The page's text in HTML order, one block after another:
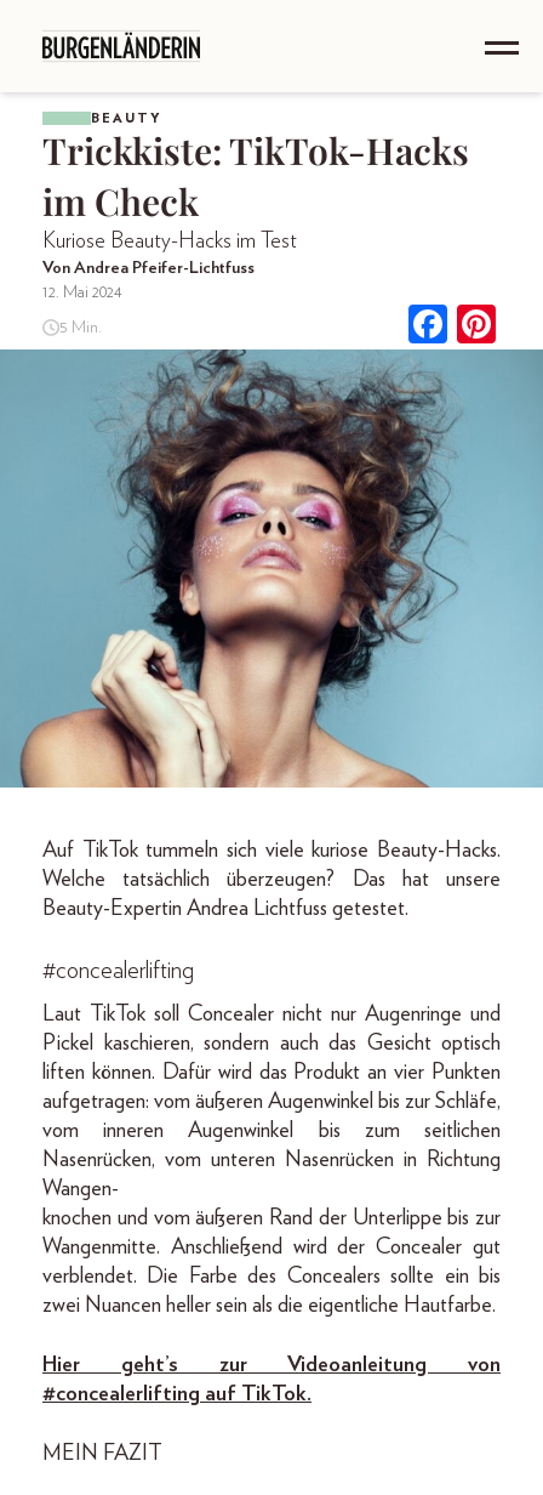
BEAUTY
Trickkiste: TikTok-Hacks
im Check
Kuriose Beauty-Hacks im Test
Von Andrea Pfeifer-Lichtfuss
12. Mai 2024
5 Min.
Auf TikTok tummeln sich viele kuriose Beauty-Hacks.
Welche tatsächlich überzeugen? Das hat unsere
Beauty-Expertin Andrea Lichtfuss getestet.
#concealerlifting
Laut TikTok soll Concealer nicht nur Augenringe und
Pickel kaschieren, sondern auch das Gesicht optisch
liften können. Dafür wird das Produkt an vier Punkten
aufgetragen: vom äußeren Augenwinkel bis zur Schläfe,
vom inneren Augenwinkel bis zum seitlichen
Nasenrücken, vom unteren Nasenrücken in Richtung
Wangen-
knochen und vom äußeren Rand der Unterlippe bis zur
Wangenmitte. Anschließend wird der Concealer gut
verblendet. Die Farbe des Concealers sollte ein bis
zwei Nuancen heller sein als die eigentliche Hautfarbe.
Hier geht’s zur Videoanleitung von
#concealerlifting auf TikTok.
MEIN FAZIT